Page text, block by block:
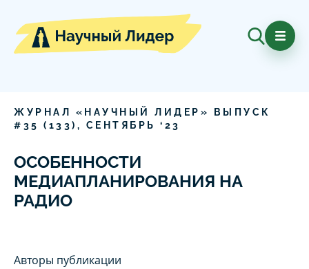
ЖУРНАЛ «НАУЧНЫЙ ЛИДЕР» ВЫПУСК
# 35 ( 133), СЕНТЯБРЬ ‘ 23
ОСОБЕННОСТИ
МЕДИАПЛАНИРОВАНИЯ НА
РАДИО
Авторы публикации